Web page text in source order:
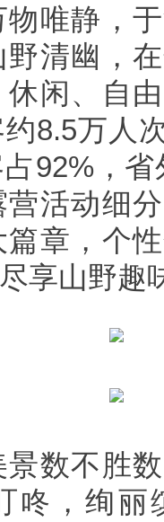
唯静，
清幽，
闲、自
8.5万人
92%，
活动细
章，个
享山野趣
数不胜
咚，绚丽